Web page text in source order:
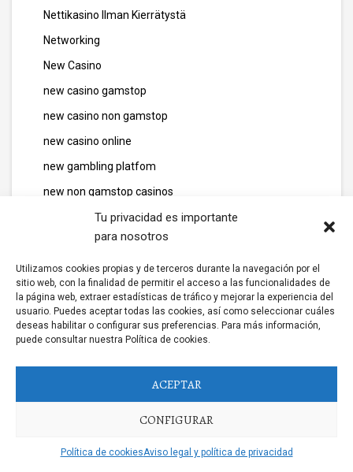
Tu privacidad es importante
para nosotros
Utilizamos cookies propias y de terceros durante la navegación por el
sitio web, con la finalidad de permitir el acceso a las funcionalidades de
la página web, extraer estadísticas de tráfico y mejorar la experiencia del
usuario. Puedes aceptar todas las cookies, así como seleccionar cuáles
deseas habilitar o configurar sus preferencias. Para más información,
puede consultar nuestra Política de cookies.
ACEPTAR
CONFIGURAR
Política de cookiesAviso legal y política de privacidad
Nettikasino Ilman Kierrätystä
Networking
New Casino
new casino gamstop
new casino non gamstop
new casino online
new gambling platfom
new non gamstop casinos
news06
news10
news111
news12
news14